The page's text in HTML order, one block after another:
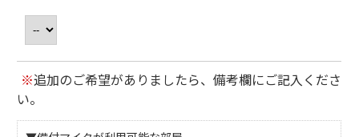
※追加のご希望がありましたら、備考欄にご記入くださ
い。